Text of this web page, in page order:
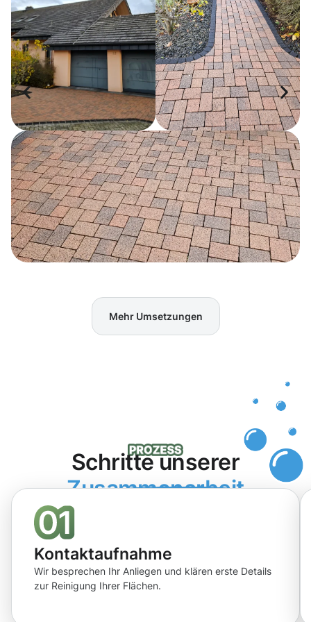
Mehr Umsetzungen
Schritte unserer
Zusammenarbeit
Kontaktaufnahme
Wir besprechen Ihr Anliegen und klären erste Details
zur Reinigung Ihrer Flächen.